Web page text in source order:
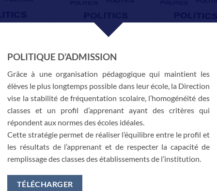
POLITIQUE D’ADMISSION
Grâce à une organisation pédagogique qui maintient les
élèves le plus longtemps possible dans leur école, la Direction
vise la stabilité de fréquentation scolaire, l’homogénéité des
classes et un profil d’apprenant ayant des critères qui
répondent aux normes des écoles idéales.
Cette stratégie permet de réaliser l’équilibre entre le profil et
les résultats de l’apprenant et de respecter la capacité de
remplissage des classes des établissements de l’institution.
TÉLÉCHARGER